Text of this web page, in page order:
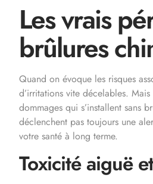
Les vrais
brûlures
Quand on évoque les risques
d’irritations vite décelables.
dommages qui s’installent sans
déclenchent pas toujours une
votre santé à long terme.
Toxicité aiguë